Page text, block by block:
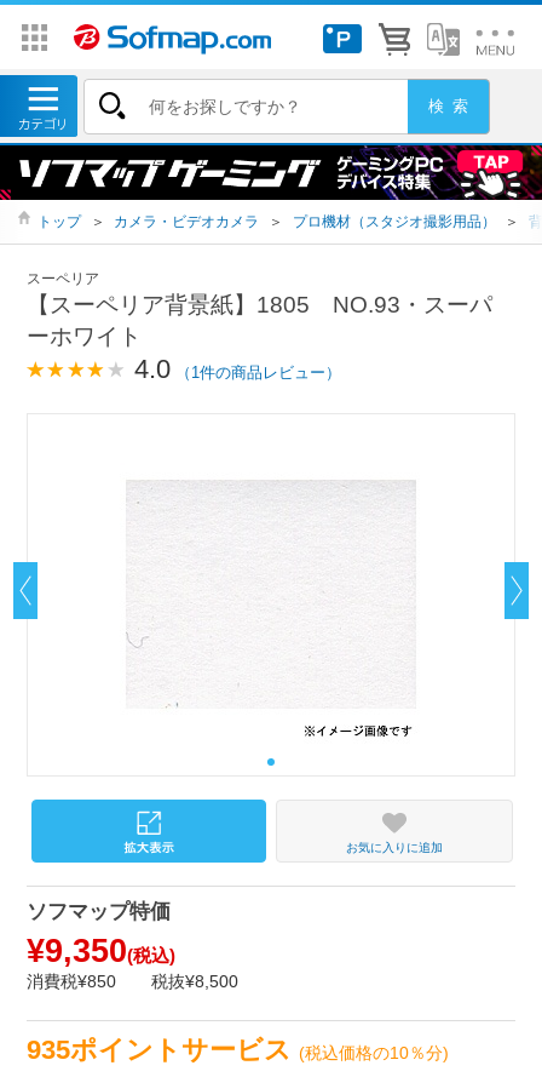
トップ ＞ カメラ・ビデオカメラ ＞ プロ機材（スタジオ撮影用品） ＞
スーペリア
【スーペリア背景紙】1805 NO.93・スーパ
ーホワイト
4.0 （1件の商品レビュー）
お気に入りに追加
ソフマップ特価
¥9,350(税込)
消費税¥850 税抜¥8,500
935ポイントサービス(税込価格の10％分)